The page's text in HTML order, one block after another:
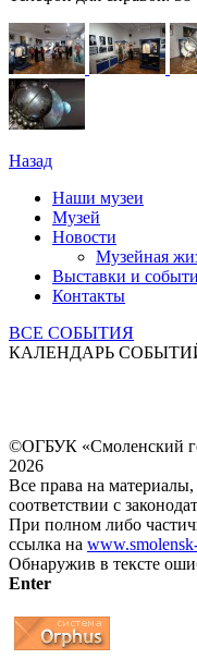
Назад
Наши музеи
Музей
Новости
Музейная
Выставки и
Контакты
ВСЕ СОБЫТИЯ
КАЛЕНДАРЬ
©ОГБУК «Смоленский
2026
Все права на
соответствии с
При полном либо
ссылка на
Обнаружив в тексте
Enter